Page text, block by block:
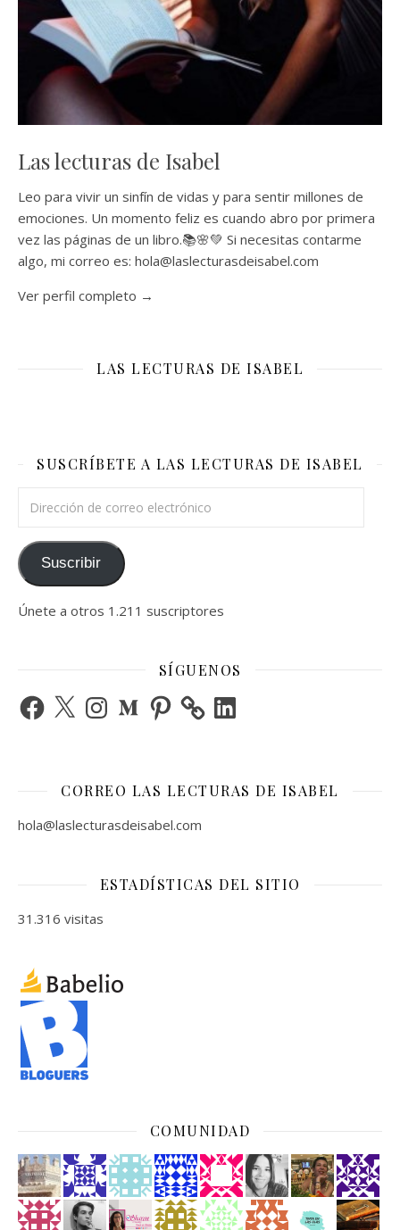
Las lecturas de Isabel
Leo para vivir un sinfín de vidas y para sentir millones de
emociones. Un momento feliz es cuando abro por primera
vez las páginas de un libro.📚🌸💚 Si necesitas contarme
algo, mi correo es: hola@laslecturasdeisabel.com
Ver perfil completo →
LAS LECTURAS DE ISABEL
SUSCRÍBETE A LAS LECTURAS DE ISABEL
Suscribir
Únete a otros 1.211 suscriptores
SÍGUENOS
Facebook
X InstagramMediumPinterest LinkedIn
CORREO LAS LECTURAS DE ISABEL
hola@laslecturasdeisabel.com
ESTADÍSTICAS DEL SITIO
31.316 visitas
COMUNIDAD